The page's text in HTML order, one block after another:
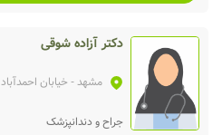
دکتر آزاده شوقی
مشهد- خیابان احمدآباد
جراح و دندانپزشک